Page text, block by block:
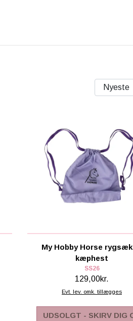
My Hobby Horse
kæphest
SS26
129,00kr.
Evt. lev. omk. tillægges
UDSOLGT - SKIRV DIG